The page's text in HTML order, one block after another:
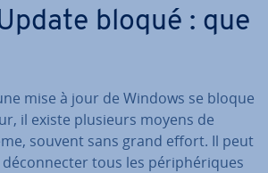
bloqué : que
mise à jour de Windows se bloque
il existe plusieurs moyens de
souvent sans grand effort. Il peut
tous les pé­ri­phé­riques